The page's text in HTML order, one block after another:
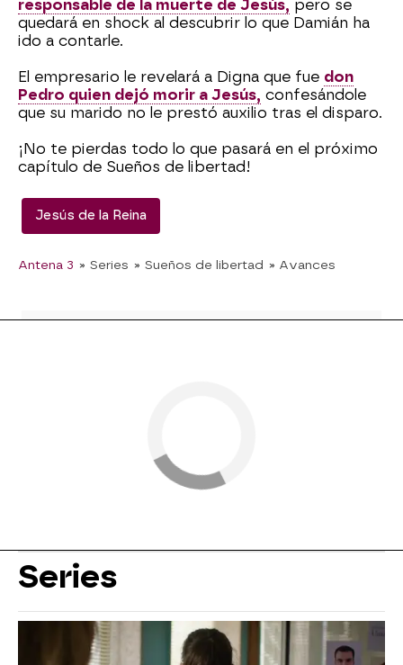
responsable de la muerte de Jesús, pero se
quedará en shock al descubrir lo que Damián ha
ido a contarle.
El empresario le revelará a Digna que fue don
Pedro quien dejó morir a Jesús, confesándole
que su marido no le prestó auxilio tras el disparo.
¡No te pierdas todo lo que pasará en el próximo
capítulo de Sueños de libertad!
Jesús de la Reina
Antena 3 » Series » Sueños de libertad » Avances
Series